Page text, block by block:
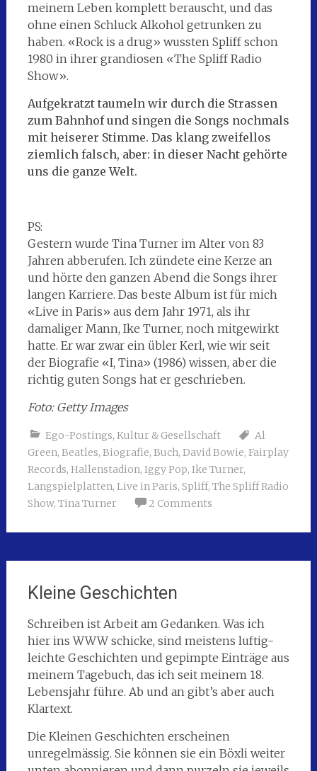
meinem Leben komplett berauscht, und das
ohne einen Schluck Alkohol getrunken zu
haben. «Rock is a drug» wussten Spliff schon
1980 in ihrer grandiosen «The Spliff Radio
Show».
Aufgekratzt taumeln wir durch die Strassen
zum Bahnhof und singen die Songs nochmals
mit heiserer Stimme. Das klang zweifellos
ziemlich falsch, aber: in dieser Nacht gehörte
uns die ganze Welt.
PS:
Gestern wurde Tina Turner im Alter von 83
Jahren abberufen. Ich zündete eine Kerze an
und hörte den ganzen Abend die Songs ihrer
langen Karriere. Das beste Album ist für mich
«Live in Paris» aus dem Jahr 1971, als ihr
damaliger Mann, Ike Turner, noch mitgewirkt
hatte. Er war zwar ein übler Kerl, wie wir seit
der Biografie «I, Tina» (1986) wissen, aber die
richtig guten Songs hat er geschrieben.
Foto: Getty Images
Ego-Postings, Kultur & Gesellschaft
Al
Green, Beatles, Biografie, Buch, David Bowie, Fairplay
Records, Hallenstadion, Iggy Pop, Ike Turner,
Langspielplatten, Live in Paris, Spliff, The Spliff Radio
Show, Tina Turner 2 Comments
Kleine Geschichten
Schreiben ist Arbeit am Gedanken. Was ich
hier ins WWW schicke, sind meistens luftig-
leichte Geschichten und gepimpte Einträge aus
meinem Tagebuch, das ich seit meinem 18.
Lebensjahr führe. Ab und an gibt’s aber auch
Klartext.
Die Kleinen Geschichten erscheinen
unregelmässig. Sie können sie ein Böxli weiter